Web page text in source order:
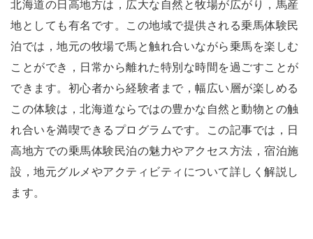
北海道の日高地方は，広大な自然と牧場が広がり，馬産
地としても有名です。この地域で提供される乗馬体験民
泊では，地元の牧場で馬と触れ合いながら乗馬を楽しむ
ことができ，日常から離れた特別な時間を過ごすことが
できます。初心者から経験者まで，幅広い層が楽しめる
この体験は，北海道ならではの豊かな自然と動物との触
れ合いを満喫できるプログラムです。この記事では，日
高地方での乗馬体験民泊の魅力やアクセス方法，宿泊施
設，地元グルメやアクティビティについて詳しく解説し
ます。